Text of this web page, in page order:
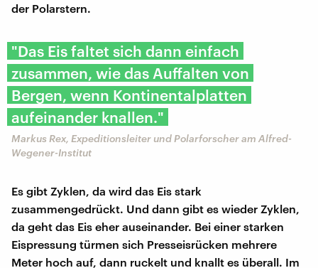
der Polarstern.
"Das Eis faltet sich dann einfach
zusammen, wie das Auffalten von
Bergen, wenn Kontinentalplatten
aufeinander knallen."
Markus Rex, Expeditionsleiter und Polarforscher am Alfred-
Wegener-Institut
Es gibt Zyklen, da wird das Eis stark
zusammengedrückt. Und dann gibt es wieder Zyklen,
da geht das Eis eher auseinander. Bei einer starken
Eispressung türmen sich Presseisrücken mehrere
Meter hoch auf, dann ruckelt und knallt es überall. Im